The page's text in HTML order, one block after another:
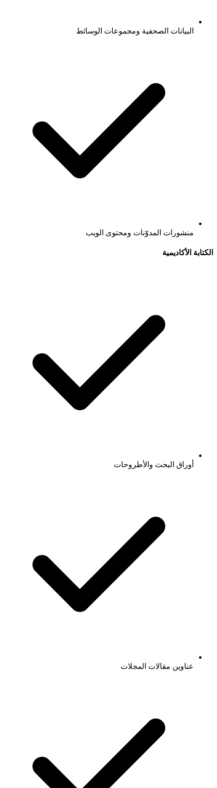
البيانات الصحفية ومجموعات الوسائط
منشورات المدوّنات ومحتوى الويب
الكتابة الأكاديمية
أوراق البحث والأطروحات
عناوين مقالات المجلات